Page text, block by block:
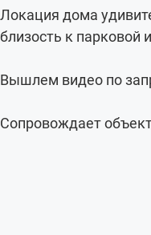
Локация дома
близость к парковой
Вышлем видео по
Сопровождает